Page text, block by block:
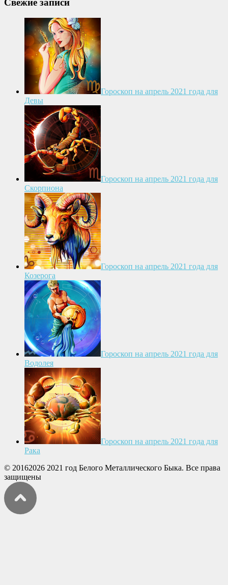
Свежие записи
Гороскоп на апрель 2021 года для
Девы
Гороскоп на апрель 2021 года для
Скорпиона
Гороскоп на апрель 2021 года для
Козерога
Гороскоп на апрель 2021 года для
Водолея
Гороскоп на апрель 2021 года для
Рака
© 20162026 2021 год Белого Металлического Быка. Все права
защищены